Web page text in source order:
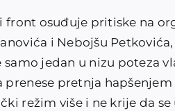
front osuđuje pritiske na
i Nebojšu
samo jedan u nizu poteza
prenese pretnja
režim više i ne krije da